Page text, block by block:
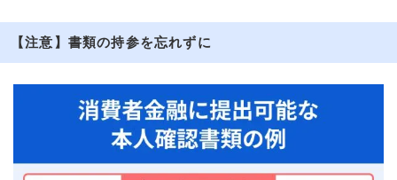
【注意】書類の持参を忘れずに